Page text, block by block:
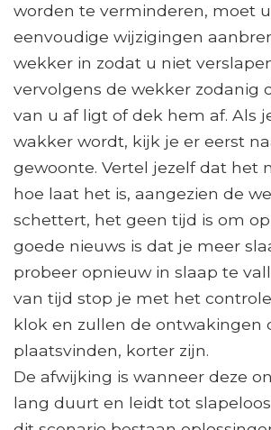
worden te verminderen, moet
eenvoudige wijzigingen
wekker in zodat u niet
vervolgens de wekker zodanig
van u af ligt of dek hem af. Als
wakker wordt, kijk je er eerst
gewoonte. Vertel jezelf dat het
hoe laat het is, aangezien de
schettert, het geen tijd is om
goede nieuws is dat je meer
probeer opnieuw in slaap te
van tijd stop je met het
klok en zullen de ontwakingen
plaatsvinden, korter zijn.
De afwijking is wanneer deze
lang duurt en leidt tot